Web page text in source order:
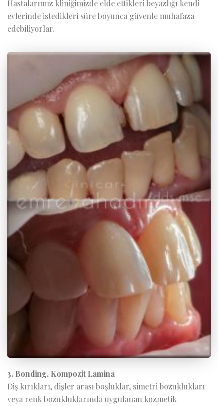
Hastalarımız kliniğimizde elde ettikleri beyazlığı kendi
evlerinde istedikleri süre boyunca güvenle muhafaza
edebiliyorlar.
3. Bonding, Kompozit Lamina
Diş kırıkları, dişler arası boşluklar, simetri bozuklukları
veya renk bozukluklarında uygulanan kozmetik